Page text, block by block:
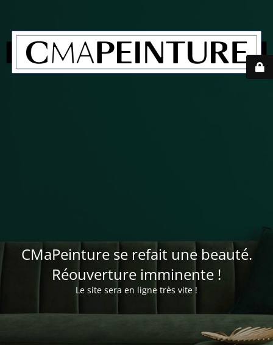
CMaPeinture se refait une beauté.
Réouverture imminente !
Le site sera en ligne très vite !